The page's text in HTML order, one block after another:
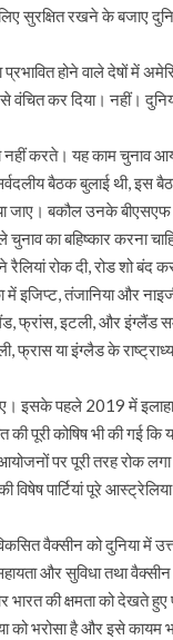
सुरक्षित रखने के बजाए
प्रभावित होने वाले देषों
से वंचित कर दिया। नहीं।
नहीं करते। यह काम
बैठक बुलाई थी,
जाए। बकौल उनके
का बहिष्कार करना
रोक दी, रोड शो बंद कर
तंजानिया और
फ्रांस, इटली, और
फ्रास या इंग्लैड के
आए। इसके पहले 2019 में
पूरी कोषिष भी की गई
पर पूरी तरह रोक
पार्टियां पूरे
वैक्सीन को दुनिया में
और सुविधा तथा
की क्षमता को देखते
भरोसा है और इसे कायम